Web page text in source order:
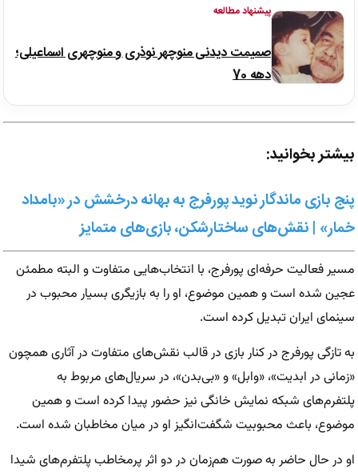
پیشنهاد مطالعه
صمیمت دیدنی منوچهر نوذری و منوچهری اسماعیلی؛
دهه 70
بیشتر بخوانید:
پنج بازی ماندگار نوید پورفرج به بهانه درخشش در «بامداد
خمار» | نقش‌های ساختارشکن، بازی‌های متمایز
مسیر فعالیت حرفه‌ای پورفرج، با انتخاب‌هایی متفاوت و البته مطمئن
عجین شده است و همین موضوع، او را به بازیگری بسیار محبوب در
سینمای ایران تبدیل کرده است.
به تازگی پورفرج در کنار بازی در قالب نقش‌های متفاوت در آثاری همچون
«زمانی در ابدیت»، «وابل» و «بی‌بدن»، در سریال‌های مربوط به
پلتفرم‌های شبکه نمایش خانگی نیز حضور پیدا کرده است و همین
موضوع، باعث محبوبیت شگفت‌انگیز او در میان مخاطبان شده است.
او در حال حاضر به صورت هم‌زمان در دو اثر پرمخاطب پلتفرم‌های شیدا